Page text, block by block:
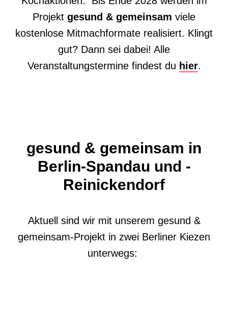
Projekt gesund & gemeinsam viele
kostenlose Mitmachformate realisiert. Klingt
gut? Dann sei dabei! Alle
Veranstaltungstermine findest du hier.
gesund & gemeinsam in
Berlin-Spandau und -
Reinickendorf
Aktuell sind wir mit unserem gesund &
gemeinsam-Projekt in zwei Berliner Kiezen
unterwegs: